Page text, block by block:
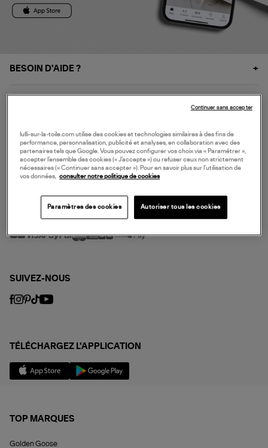
BESOIN D'AIDE ?
NOS SERVICES
SERVICE CLIENT
MODE DE PAIEMENT
SUIVEZ-NOUS
TÉLÉCHARGEZ L'APPLICATION
TOP MARQUES
Golden Goose
lulli-sur-la-toile.com utilise des cookies et technologies similaires à des fins de
performance, personnalisation, publicité et analyses, en collaboration avec des
partenaires tels que Google. Vous pouvez configurer vos choix via « Paramétrer »,
accepter l’ensemble des cookies (« J’accepte ») ou refuser ceux non strictement
nécessaires (« Continuer sans accepter »). Pour en savoir plus sur l’utilisation de
vos données,
consulter notre politique de cookies
Paramètres des cookies Autoriser tous les cookies
Continuer sans accepter